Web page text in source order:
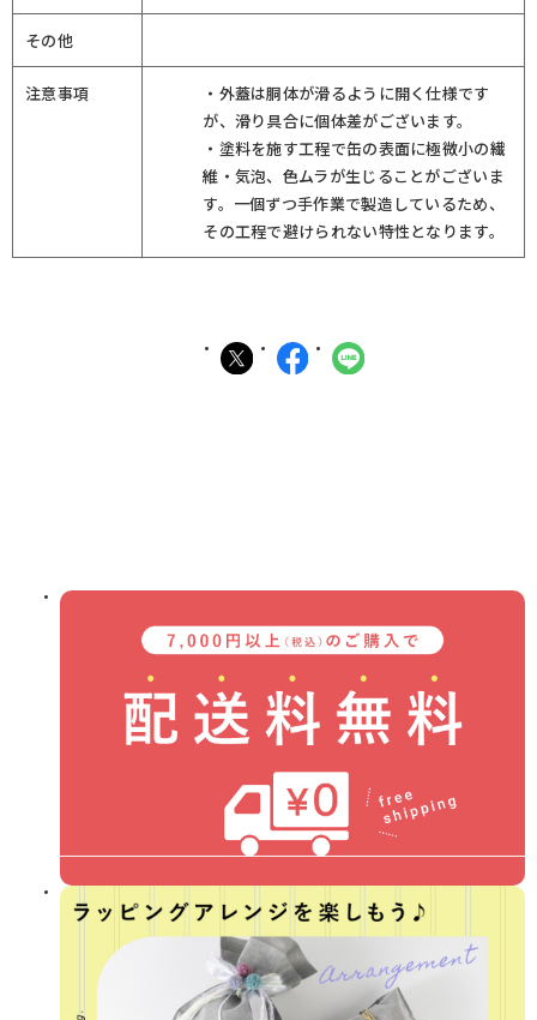
その他
注意事項
・外蓋は胴体が滑るように開く仕様です
が、滑り具合に個体差がございます。
・塗料を施す工程で缶の表面に極微小の繊
維・気泡、色ムラが生じることがございま
す。一個ずつ手作業で製造しているため、
その工程で避けられない特性となります。